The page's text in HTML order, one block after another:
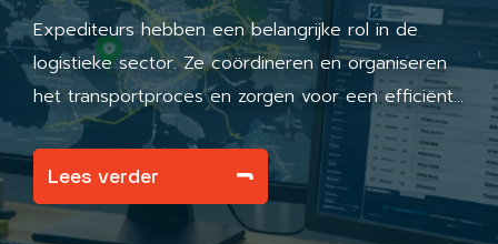
Expediteurs hebben een belangrijke rol in de
logistieke sector. Ze coördineren en organiseren
het transportproces en zorgen voor een efficiënte
afhandeling binnen de logistieke keten. Deze rol
binnen de keten brengt echter diverse risico’s
met zich mee. Een van de grootste valkuilen is het
onjuist profileren van de eigen rol, waardoor een
Lees verder